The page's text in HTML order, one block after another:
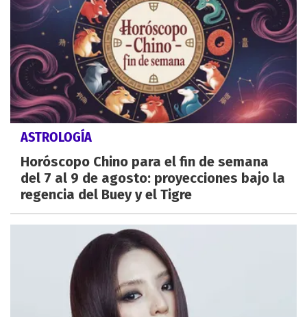
ASTROLOGÍA
Horóscopo Chino para el fin de semana
del 7 al 9 de agosto: proyecciones bajo la
regencia del Buey y el Tigre